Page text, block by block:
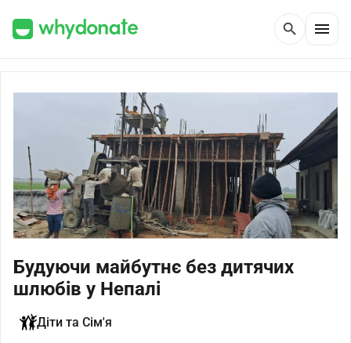
search menu
Будуючи майбутнє без дитячих
шлюбів у Непалі
Діти та Сім'я